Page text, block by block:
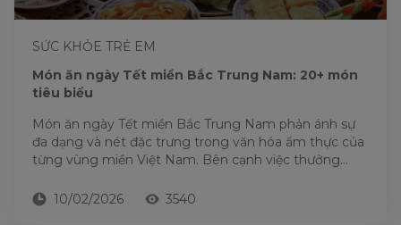
SỨC KHỎE TRẺ EM
Món ăn ngày Tết miền Bắc Trung Nam: 20+ món
tiêu biểu
Món ăn ngày Tết miền Bắc Trung Nam phản ánh sự
đa dạng và nét đặc trưng trong văn hóa ẩm thực của
từng vùng miền Việt Nam. Bên cạnh việc thưởng
10/02/2026
3540